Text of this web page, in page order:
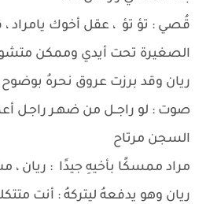
قُصي : تؤ تؤ ، عقل أخوك يامراد ،
الصغيرة تحت أيدي وممكن
ريان وقد برزت عروق نحرهُ
صوت : لو راجــل من ضهـر راجـل
السجن مرتاح
مراد ممسكًا بأخيهِ جيدًا : ريان ،
ريان وهو يدفعهُ ليتركهُ : أنت